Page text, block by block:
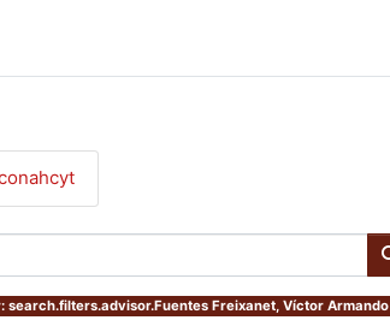
search.filters.advisor.Fuentes Freixanet, Víctor Armando